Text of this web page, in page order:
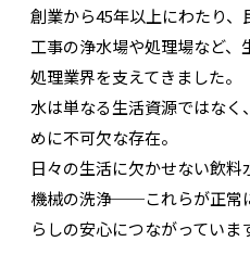
創業から45年以上にわたり
工事の浄水場や処理場など
処理業界を支えてきました。
水は単なる生活資源ではな
めに不可欠な存在。
日々の生活に欠かせない飲
機械の洗浄──これらが正常
らしの安心につながっていま